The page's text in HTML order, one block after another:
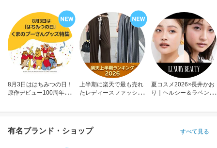
8月3日ははちみつの日！
原作デビュー100周年も
上半期に楽天で最も売れ
たレディースファッショ
夏コスメ2026×長井かお
り｜ヘルシー＆ラベンダ
有名ブランド・ショップ すべて見る